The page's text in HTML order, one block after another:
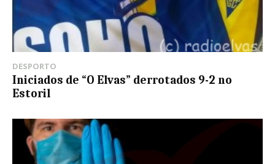
DESPORTO
Iniciados de “O Elvas” derrotados 9-2 no
Estoril